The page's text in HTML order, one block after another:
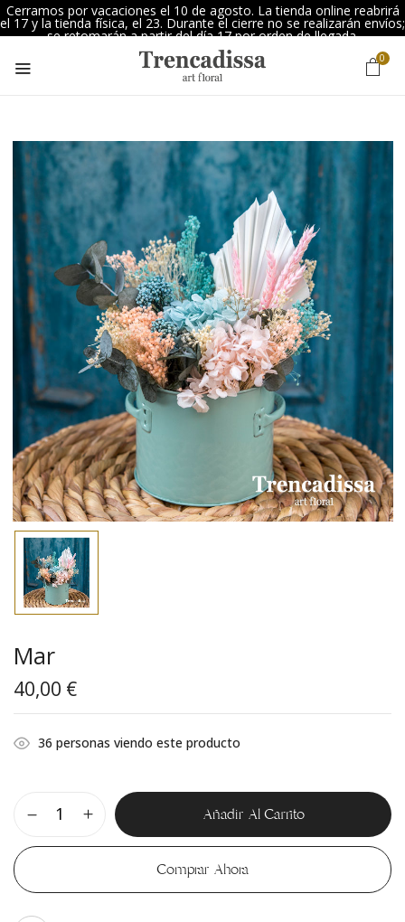
Cerramos por vacaciones el 10 de agosto. La tienda online reabrirá
el 17 y la tienda física, el 23. Durante el cierre no se realizarán envíos;
se retomarán a partir del día 17 por orden de llegada.
0
Mar
40,00 €
36 personas viendo este producto
Añadir Al Carrito
Comprar Ahora